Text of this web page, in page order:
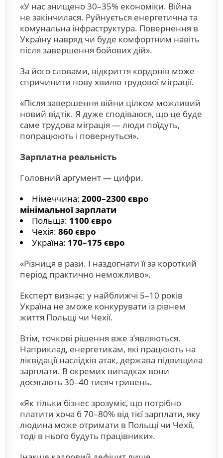
«У нас знищено 30–35% економіки. Війна
не закінчилася. Руйнується енергетична та
комунальна інфраструктура. Повернення в
Україну навряд чи буде комфортним навіть
після завершення бойових дій».
За його словами, відкриття кордонів може
спричинити нову хвилю трудової міграції.
«Після завершення війни цілком можливий
новий відтік. Я дуже сподіваюся, що це буде
саме трудова міграція — люди поїдуть,
попрацюють і повернуться».
Зарплатна реальність
Головний аргумент — цифри.
Німеччина: 2000–2300 євро
мінімальної зарплати
Польща: 1100 євро
Чехія: 860 євро
Україна: 170–175 євро
«Різниця в рази. І наздогнати її за короткий
період практично неможливо».
Експерт визнає: у найближчі 5–10 років
Україна не зможе конкурувати із рівнем
життя Польщі чи Чехії.
Втім, точкові рішення вже з’являються.
Наприклад, енергетикам, які працюють на
ліквідації наслідків атак, держава підвищила
зарплати. В окремих випадках вони
досягають 30–40 тисяч гривень.
«Як тільки бізнес зрозуміє, що потрібно
платити хоча б 70–80% від тієї зарплати, яку
людина може отримати в Польщі чи Чехії,
тоді в нього будуть працівники».